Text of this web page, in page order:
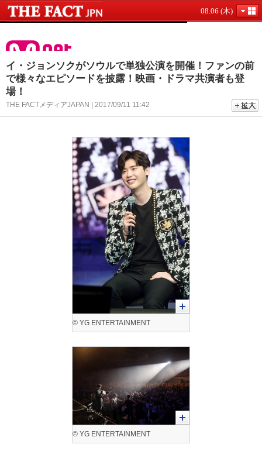
08.06 (木)
イ・ジョンソクがソウルで単独公演を開催！ファンの前
で様々なエピソードを披露！映画・ドラマ共演者も登
場！
THE FACTメディアJAPAN | 2017/09/11 11:42
© YG ENTERTAINMENT
© YG ENTERTAINMENT